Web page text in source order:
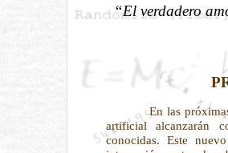
“El verdadero
En las próximas
artificial alcanzarán
conocidas. Este